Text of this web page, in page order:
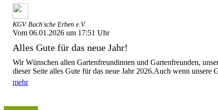
KGV Bach'sche Erben e.V.
Vom 06.01.2026 um 17:51 Uhr
Alles Gute für das neue Jahr!
Wir Wünschen allen Gartenfreundinnen und Gartenfreunden,
dieser Seite alles Gute für das neue Jahr 2026.Auch wenn unsere
mehr